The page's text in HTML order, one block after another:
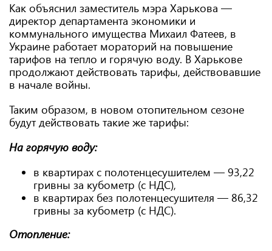
Как объяснил заместитель мэра Харькова —
директор департамента экономики и
коммунального имущества Михаил Фатеев, в
Украине работает мораторий на повышение
тарифов на тепло и горячую воду. В Харькове
продолжают действовать тарифы, действовавшие
в начале войны.
Таким образом, в новом отопительном сезоне
будут действовать такие же тарифы:
На горячую воду:
в квартирах с полотенцесушителем — 93,22
гривны за кубометр (с НДС),
в квартирах без полотенцесушителя — 86,32
гривны за кубометр (с НДС).
Отопление: